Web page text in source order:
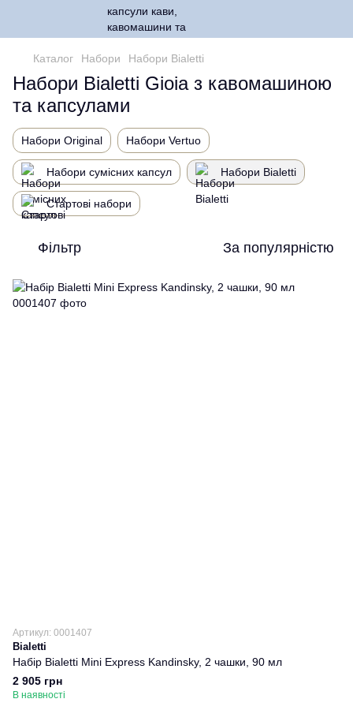
Каталог Набори Набори Bialetti
Набори Bialetti Gioia з кавомашиною
та капсулами
Набори Original Набори Vertuo
Набори сумісних капсул Набори Bialetti
Стартові набори
Фільтр За популярністю
Артикул: 0001407
Bialetti
Набір Bialetti Mini Express Kandinsky, 2 чашки, 90 мл
2 905 грн
В наявності